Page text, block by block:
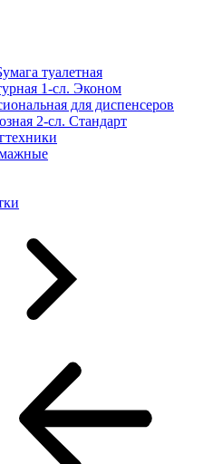
туалетная
1-сл. Эконом
для диспенсеров
2-сл. Стандарт